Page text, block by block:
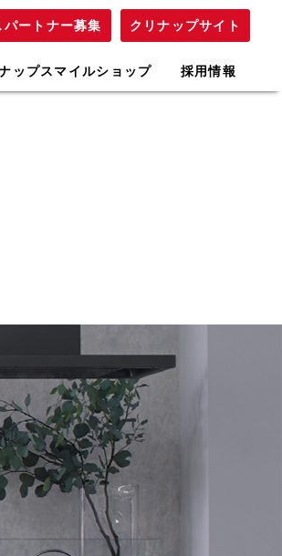
ップスマイルショップ 採用情報
パートナー募集 クリナップサイト